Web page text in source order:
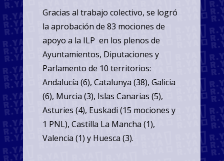
Gracias al trabajo colectivo, se logró
la aprobación de 83 mociones de
apoyo a la ILP en los plenos de
Ayuntamientos, Diputaciones y
Parlamento de 10 territorios:
Andalucía (6), Catalunya (38), Galicia
(6), Murcia (3), Islas Canarias (5),
Asturies (4), Euskadi (15 mociones y
1 PNL), Castilla La Mancha (1),
Valencia (1) y Huesca (3).